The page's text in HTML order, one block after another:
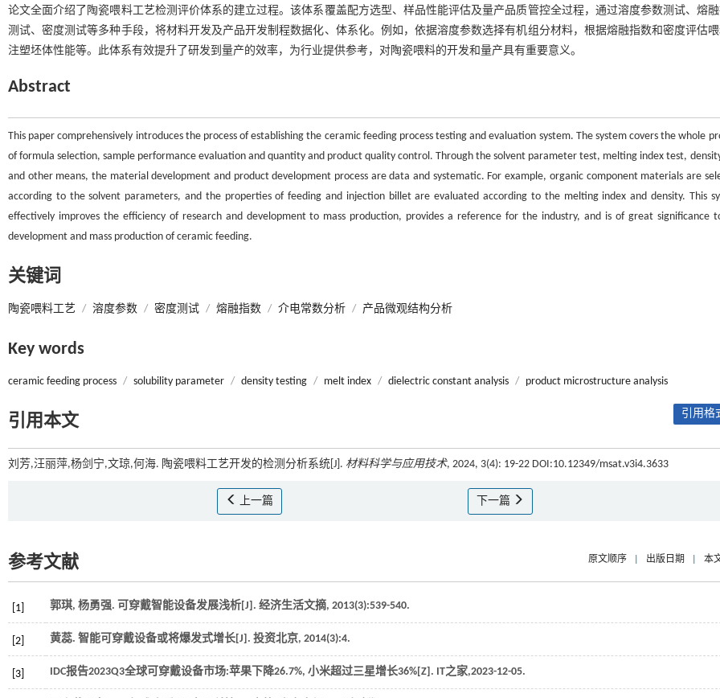
论文全面介绍了陶瓷喂料工艺检测评价体系的建立过程。该体系覆盖配方选型、样品性能评估及量产品质管控全过程，通过溶度参数测试、熔
测试、密度测试等多种手段，将材料开发及产品开发制程数据化、体系化。例如，依据溶度参数选择有机组分材料，根据熔融指数和密度评估
注塑坯体性能等。此体系有效提升了研发到量产的效率，为行业提供参考，对陶瓷喂料的开发和量产具有重要意义。
Abstract
This paper comprehensively introduces the process of establishing the ceramic feeding process testing and evaluation system. The system covers the whole
of formula selection, sample performance evaluation and quantity and product quality control. Through the solvent parameter test, melting index test,
and other means, the material development and product development process are data and systematic. For example, organic component materials are
according to the solvent parameters, and the properties of feeding and injection billet are evaluated according to the melting index and density. This
effectively improves the efficiency of research and development to mass production, provides a reference for the industry, and is of great significance
development and mass production of ceramic feeding.
关键词
陶瓷喂料工艺 / 溶度参数 / 密度测试 / 熔融指数 / 介电常数分析 / 产品微观结构分析
Key words
ceramic feeding process / solubility parameter / density testing / melt index / dielectric constant analysis / product microstructure analysis
引用本文 引用格
刘芳,汪丽萍,杨剑宁,文琼,何海. 陶瓷喂料工艺开发的检测分析系统[J]. 材料科学与应用技术, 2024, 3(4): 19-22 DOI:10.12349/msat.v3i4.3633
上一篇 下一篇
参考文献 原文顺序 出版日期 本
[1] 郭琪, 杨勇强. 可穿戴智能设备发展浅析[J]. 经济生活文摘, 2013(3):539-540.
[2] 黄蕊. 智能可穿戴设备或将爆发式增长[J]. 投资北京, 2014(3):4.
[3] IDC报告2023Q3全球可穿戴设备市场:苹果下降26.7%, 小米超过三星增长36%[Z]. IT之家,2023-12-05.